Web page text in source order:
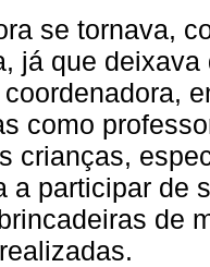
se tornava,
já que
como
crianças,
a participar de
de